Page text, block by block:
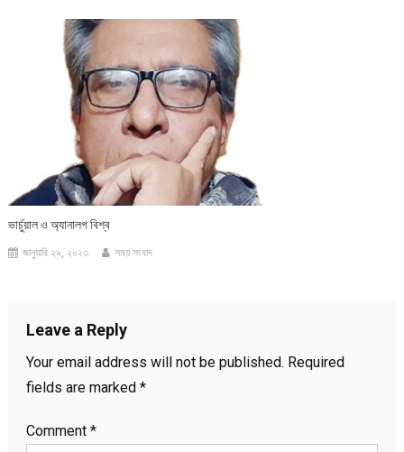
ভার্চুয়াল ও অ্যানালগ বিশ্ব
জানুয়ারি ২৯, ২০২৩ সময় সংবাদ
Leave a Reply
Your email address will not be published. Required
fields are marked *
Comment *